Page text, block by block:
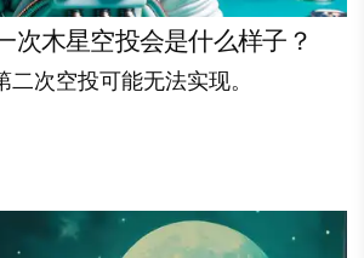
次木星空投会是什么样子？
次空投可能无法实现。